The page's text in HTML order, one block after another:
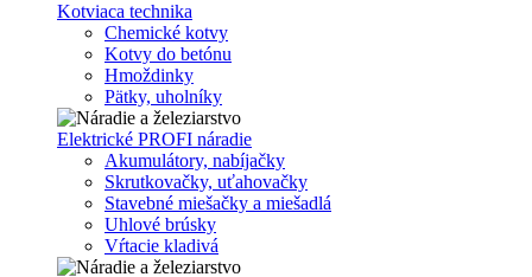
Kotviaca technika
Chemické kotvy
Kotvy do betónu
Hmoždinky
Pätky, uholníky
Elektrické PROFI náradie
Akumulátory, nabíjačky
Skrutkovačky, uťahovačky
Stavebné miešačky a miešadlá
Uhlové brúsky
Vŕtacie kladivá